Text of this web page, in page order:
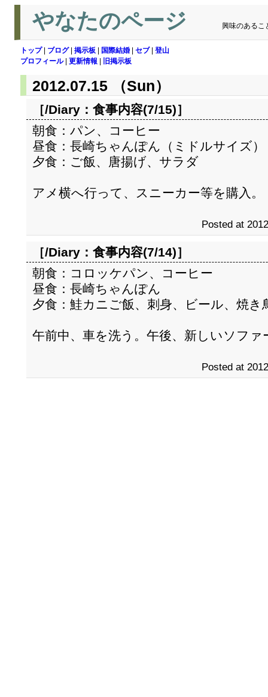
やなたのページ 興味のあるこ
トップ| ブログ| 掲示板 国際結婚 セブ| 登山
プロフィール| 更新情報 旧掲示板
2012.07.15 （Sun）
［/Diary： 食事内容(7/15)］
朝食：パン、コーヒー
昼食：長崎ちゃんぽん（ミドルサイズ）
夕食：ご飯、唐揚げ、サラダ
アメ横へ行って、スニーカー等を購入。
Posted at
［/Diary： 食事内容(7/14)］
朝食：コロッケパン、コーヒー
昼食：長崎ちゃんぽん
夕食：鮭カニご飯、刺身、ビール、焼き
午前中、車を洗う。午後、新しいソフ
Posted at